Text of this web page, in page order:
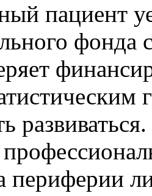
пациент
фонда
периферии